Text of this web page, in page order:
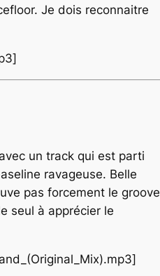
Je dois reconnaitre
un track qui est parti
ravageuse. Belle
pas forcement le groove
seul à apprécier le